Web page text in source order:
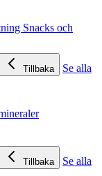
Snacks och
Tillbaka
Se alla
Tillbaka
Se alla